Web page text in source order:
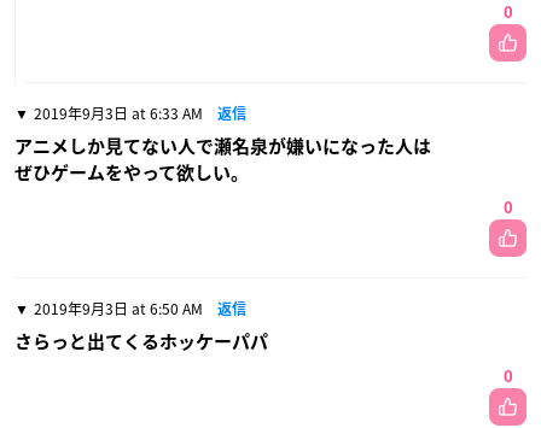
0
2019年9月3日 at 6:33 AM 返信
アニメしか見てない人で瀬名泉が嫌いになった人は
ぜひゲームをやって欲しい。
0
2019年9月3日 at 6:50 AM 返信
さらっと出てくるホッケーパパ
0